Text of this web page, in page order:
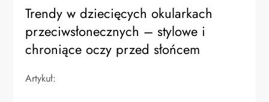
Trendy w dziecięcych okularkach
przeciwsłonecznych – stylowe i
chroniące oczy przed słońcem
Artykuł: